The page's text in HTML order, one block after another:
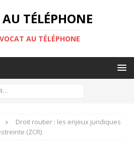
TÉLÉPHONE
AU TÉLÉPHONE
Droit routier : les enjeux juridiques
(ZCR)